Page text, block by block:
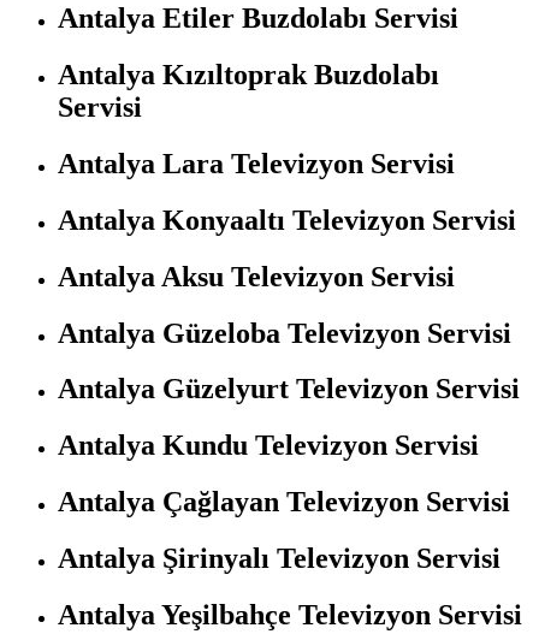
Antalya Etiler Buzdolabı Servisi
Antalya Kızıltoprak Buzdolabı
Servisi
Antalya Lara Televizyon Servisi
Antalya Konyaaltı Televizyon Servisi
Antalya Aksu Televizyon Servisi
Antalya Güzeloba Televizyon Servisi
Antalya Güzelyurt Televizyon Servisi
Antalya Kundu Televizyon Servisi
Antalya Çağlayan Televizyon Servisi
Antalya Şirinyalı Televizyon Servisi
Antalya Yeşilbahçe Televizyon Servisi